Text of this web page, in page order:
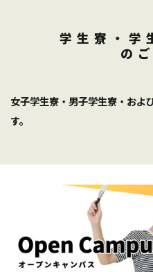
学生寮・学
の
女子学生寮・男子学生寮・およ
す。